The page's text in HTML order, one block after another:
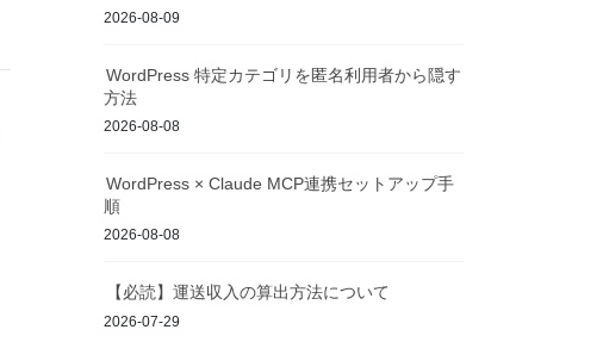
2026-08-09
WordPress 特定カテゴリを匿名利用者から隠す
方法
2026-08-08
WordPress × Claude MCP連携セットアップ手
順
2026-08-08
【必読】運送収入の算出方法について
2026-07-29